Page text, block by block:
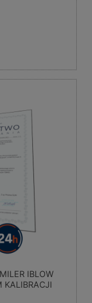
IBLOW
KALIBRACJI